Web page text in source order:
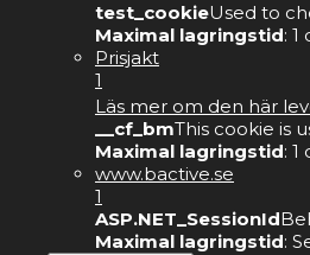
test_cookieUsed to
Maximal lagringstid: 1
Prisjakt
1
Läs mer om den här
__cf_bmThis cookie is
Maximal lagringstid: 1
www.bactive.se
1
ASP.NET_SessionId
Maximal lagringstid: